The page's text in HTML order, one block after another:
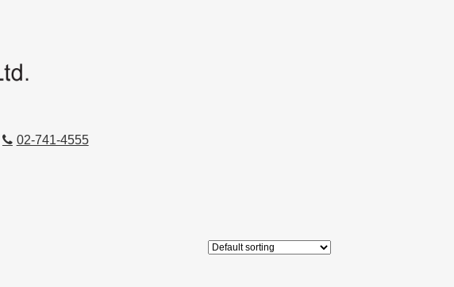
02-741-4555